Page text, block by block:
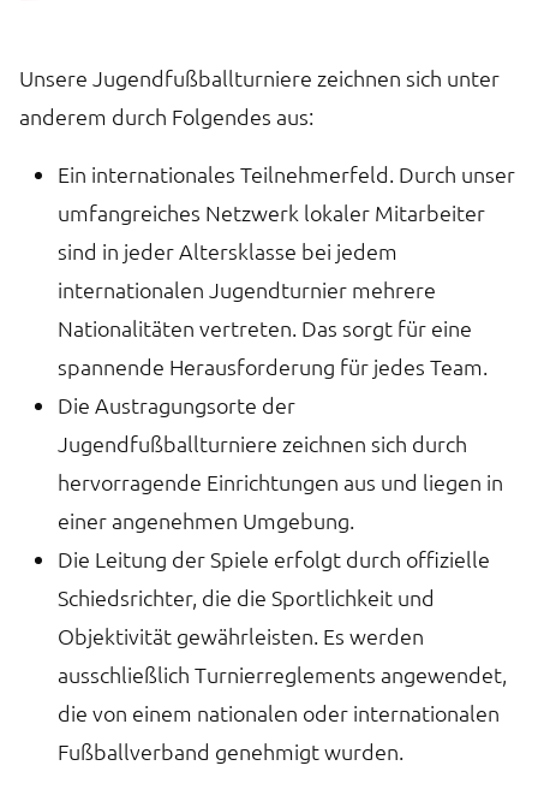
Unsere Jugendfußballturniere zeichnen sich unter
anderem durch Folgendes aus:
Ein internationales Teilnehmerfeld. Durch unser
umfangreiches Netzwerk lokaler Mitarbeiter
sind in jeder Altersklasse bei jedem
internationalen Jugendturnier mehrere
Nationalitäten vertreten. Das sorgt für eine
spannende Herausforderung für jedes Team.
Die Austragungsorte der
Jugendfußballturniere zeichnen sich durch
hervorragende Einrichtungen aus und liegen in
einer angenehmen Umgebung.
Die Leitung der Spiele erfolgt durch offizielle
Schiedsrichter, die die Sportlichkeit und
Objektivität gewährleisten. Es werden
ausschließlich Turnierreglements angewendet,
die von einem nationalen oder internationalen
Fußballverband genehmigt wurden.